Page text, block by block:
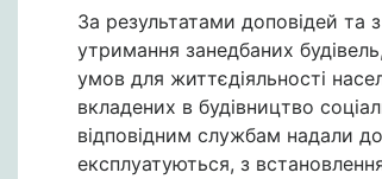
За результатами доповідей
утримання занедбаних
умов для життєдіяльності
вкладених в будівництво
відповідним службам надали
експлуатуються, з